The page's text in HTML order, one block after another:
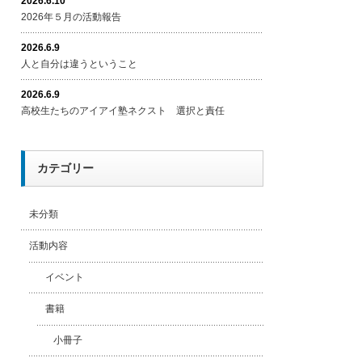
2026年５月の活動報告
2026.6.9
人と自分は違うということ
2026.6.9
高校生たちのアイアイ塾ネクスト 選択と責任
カテゴリー
未分類
活動内容
イベント
書籍
小冊子